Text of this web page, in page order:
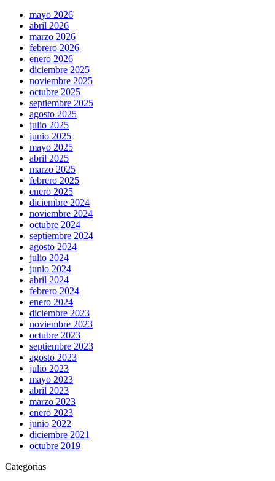
mayo 2026
abril 2026
marzo 2026
febrero 2026
enero 2026
diciembre 2025
noviembre 2025
octubre 2025
septiembre 2025
agosto 2025
julio 2025
junio 2025
mayo 2025
abril 2025
marzo 2025
febrero 2025
enero 2025
diciembre 2024
noviembre 2024
octubre 2024
septiembre 2024
agosto 2024
julio 2024
junio 2024
abril 2024
febrero 2024
enero 2024
diciembre 2023
noviembre 2023
octubre 2023
septiembre 2023
agosto 2023
julio 2023
mayo 2023
abril 2023
marzo 2023
enero 2023
junio 2022
diciembre 2021
octubre 2019
Categorías